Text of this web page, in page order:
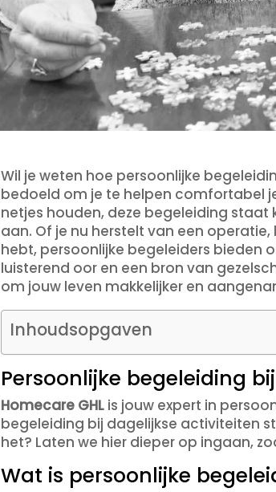
Wil je weten hoe persoonlijke
bedoeld om je te helpen comfortabel
netjes houden, deze begeleiding staat
aan. Of je nu herstelt van een
hebt, persoonlijke begeleiders bieden
luisterend oor en een bron van
om jouw leven makkelijker en
Inhoudsopgaven
Persoonlijke begeleiding
Homecare GHL is jouw expert in
begeleiding bij dagelijkse activiteiten
het? Laten we hier dieper op ingaan,
Wat is persoonlijke